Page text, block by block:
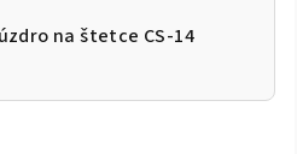
na štetce CS-14